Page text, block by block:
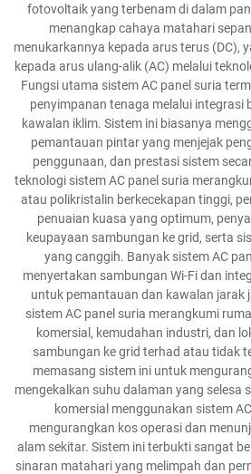
fotovoltaik yang terbenam di dalam
menangkap cahaya matahari
menukarkannya kepada arus terus (DC),
kepada arus ulang-alik (AC) melalui
Fungsi utama sistem AC panel suria
penyimpanan tenaga melalui integrasi
kawalan iklim. Sistem ini biasanya
pemantauan pintar yang menjejak
penggunaan, dan prestasi sistem
teknologi sistem AC panel suria
atau polikristalin berkecekapan tinggi,
penuaian kuasa yang optimum,
keupayaan sambungan ke grid, serta
yang canggih. Banyak sistem AC
menyertakan sambungan Wi-Fi dan
untuk pemantauan dan kawalan jarak
sistem AC panel suria merangkumi
komersial, kemudahan industri, dan
sambungan ke grid terhad atau tidak
memasang sistem ini untuk
mengekalkan suhu dalaman yang selesa
komersial menggunakan sistem
mengurangkan kos operasi dan
alam sekitar. Sistem ini terbukti sangat
sinaran matahari yang melimpah dan